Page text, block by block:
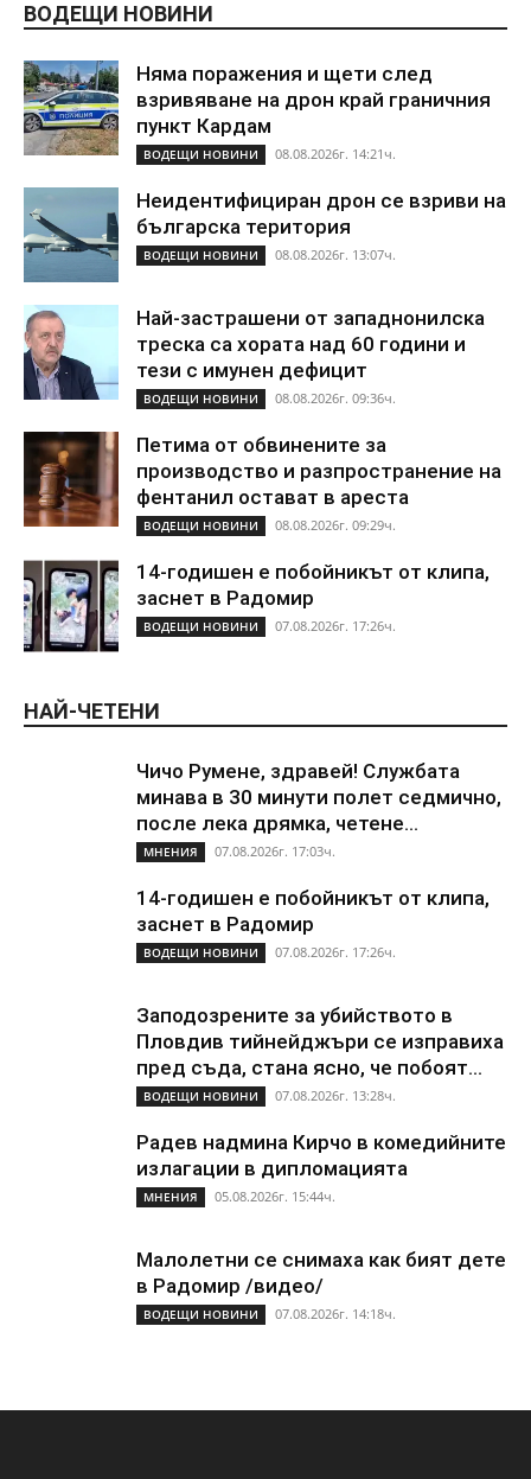
ВОДЕЩИ НОВИНИ
Няма поражения и щети след
взривяване на дрон край граничния
пункт Кардам
ВОДЕЩИ НОВИНИ 08.08.2026г. 14:21ч.
Неидентифициран дрон се взриви на
българска територия
ВОДЕЩИ НОВИНИ 08.08.2026г. 13:07ч.
Най-застрашени от западнонилска
треска са хората над 60 години и
тези с имунен дефицит
ВОДЕЩИ НОВИНИ 08.08.2026г. 09:36ч.
Петима от обвинените за
производство и разпространение на
фентанил остават в ареста
ВОДЕЩИ НОВИНИ 08.08.2026г. 09:29ч.
14-годишен е побойникът от клипа,
заснет в Радомир
ВОДЕЩИ НОВИНИ 07.08.2026г. 17:26ч.
НАЙ-ЧЕТЕНИ
Чичо Румене, здравей! Службата
минава в 30 минути полет седмично,
после лека дрямка, четене...
МНЕНИЯ 07.08.2026г. 17:03ч.
14-годишен е побойникът от клипа,
заснет в Радомир
ВОДЕЩИ НОВИНИ 07.08.2026г. 17:26ч.
Заподозрените за убийството в
Пловдив тийнейджъри се изправиха
пред съда, стана ясно, че побоят...
ВОДЕЩИ НОВИНИ 07.08.2026г. 13:28ч.
Радев надмина Кирчо в комедийните
излагации в дипломацията
МНЕНИЯ 05.08.2026г. 15:44ч.
Малолетни се снимаха как бият дете
в Радомир /видео/
ВОДЕЩИ НОВИНИ 07.08.2026г. 14:18ч.